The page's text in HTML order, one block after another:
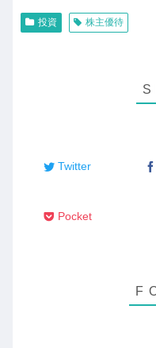
投資 株主優待
Twitter
Pocket